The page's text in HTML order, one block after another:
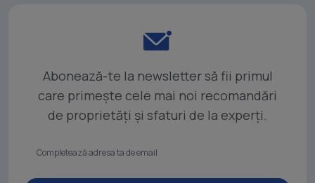
Abonează-te la newsletter să fii primul
care primește cele mai noi recomandări
de proprietăți și sfaturi de la experți.